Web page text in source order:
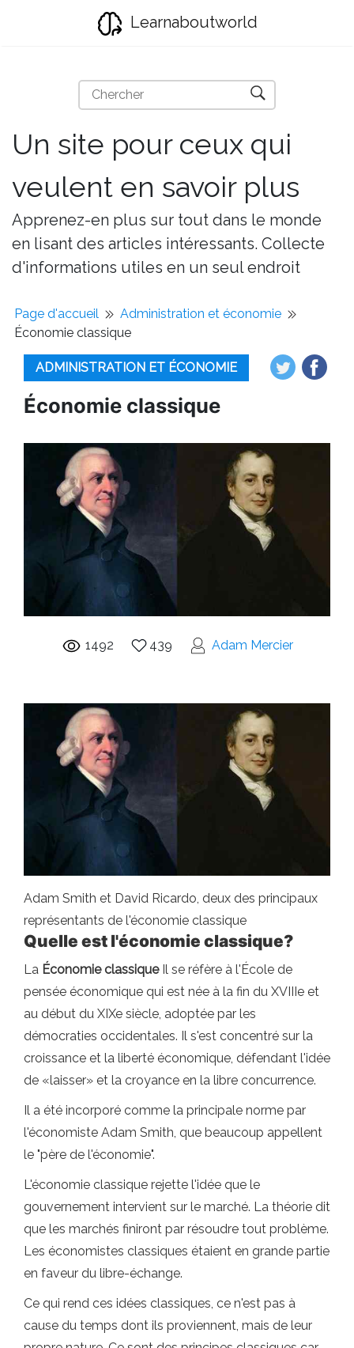
Learnaboutworld
Un site pour ceux qui
veulent en savoir plus
Apprenez-en plus sur tout dans le monde
en lisant des articles intéressants. Collecte
d'informations utiles en un seul endroit
Page d'accueil
Administration et économie
Économie classique
ADMINISTRATION ET ÉCONOMIE
Économie classique
1492 439 Adam Mercier
Adam Smith et David Ricardo, deux des principaux
représentants de l'économie classique
Quelle est l'économie classique?
La Économie classiqueIl se réfère à l'École de
pensée économique qui est née à la fin du XVIIIe et
au début du XIXe siècle, adoptée par les
démocraties occidentales. Il s'est concentré sur la
croissance et la liberté économique, défendant l'idée
de «laisser» et la croyance en la libre concurrence.
Il a été incorporé comme la principale norme par
l'économiste Adam Smith, que beaucoup appellent
le "père de l'économie".
L'économie classique rejette l'idée que le
gouvernement intervient sur le marché. La théorie dit
que les marchés finiront par résoudre tout problème.
Les économistes classiques étaient en grande partie
en faveur du libre-échange.
Ce qui rend ces idées classiques, ce n'est pas à
cause du temps dont ils proviennent, mais de leur